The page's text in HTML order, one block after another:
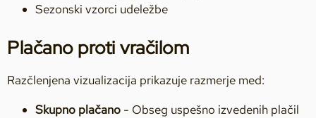
Sezonski vzorci udeležbe
Plačano proti vračilom
Razčlenjena vizualizacija prikazuje razmerje med:
Skupno plačano - Obseg uspešno izvedenih plačil